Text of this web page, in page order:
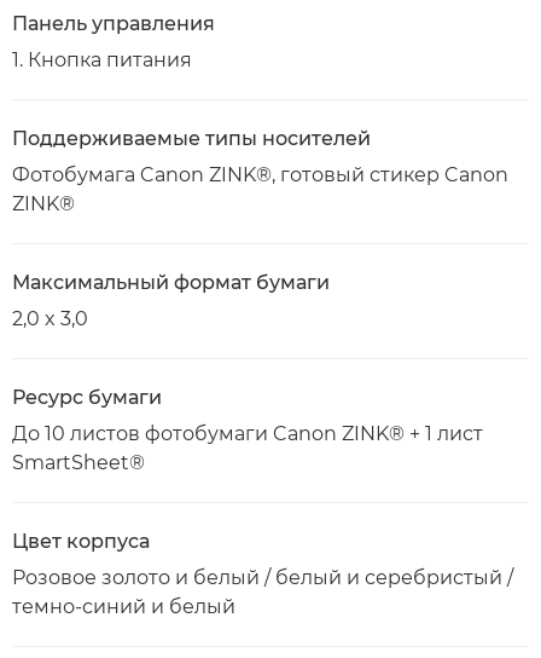
Панель управления
1. Кнопка питания
Поддерживаемые типы носителей
Фотобумага Canon ZINK®, готовый стикер Canon
ZINK®
Максимальный формат бумаги
2,0 x 3,0
Ресурс бумаги
До 10 листов фотобумаги Canon ZINK® + 1 лист
SmartSheet®
Цвет корпуса
Розовое золото и белый / белый и серебристый /
темно-синий и белый